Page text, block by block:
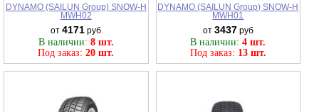
DYNAMO (SAILUN Group) SNOW-H
MWH02
от4171 руб
В наличии: 8 шт.
Под заказ:20 шт.
DYNAMO (SAILUN Group) SNOW-H
MWH01
от 3437руб
В наличии:4 шт.
Под заказ: 13 шт.